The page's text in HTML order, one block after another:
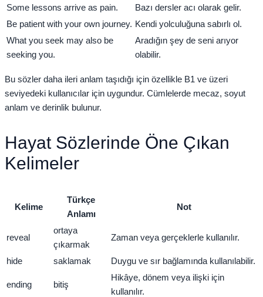
Some lessons arrive as pain.
Bazı dersler acı olarak gelir.
Be patient with your own journey. Kendi yolculuğuna sabırlı ol.
What you seek may also be
seeking you.
Aradığın şey de seni arıyor
olabilir.
Bu sözler daha ileri anlam taşıdığı için özellikle B1 ve üzeri
seviyedeki kullanıcılar için uygundur. Cümlelerde mecaz, soyut
anlam ve derinlik bulunur.
Hayat Sözlerinde Öne Çıkan
Kelimeler
Kelime
Türkçe
Anlamı
Not
reveal
ortaya
çıkarmak
Zaman veya gerçeklerle kullanılır.
hide saklamak Duygu ve sır bağlamında kullanılabilir.
ending bitiş
Hikâye, dönem veya ilişki için
kullanılır.